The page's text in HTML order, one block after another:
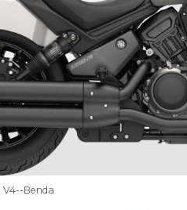
V4--Benda